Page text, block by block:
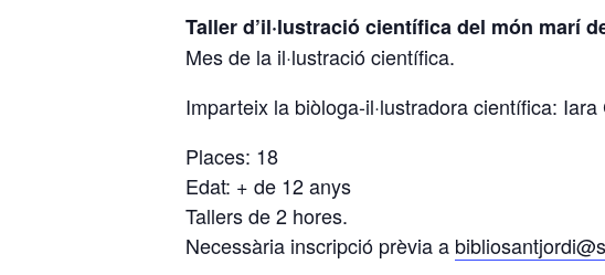
Taller d’il·lustració científica del món marí
Mes de la il·lustració científica.
Imparteix la biòloga-il·lustradora científica: Iara
Places: 18
Edat: + de 12 anys
Tallers de 2 hores.
Necessària inscripció prèvia a